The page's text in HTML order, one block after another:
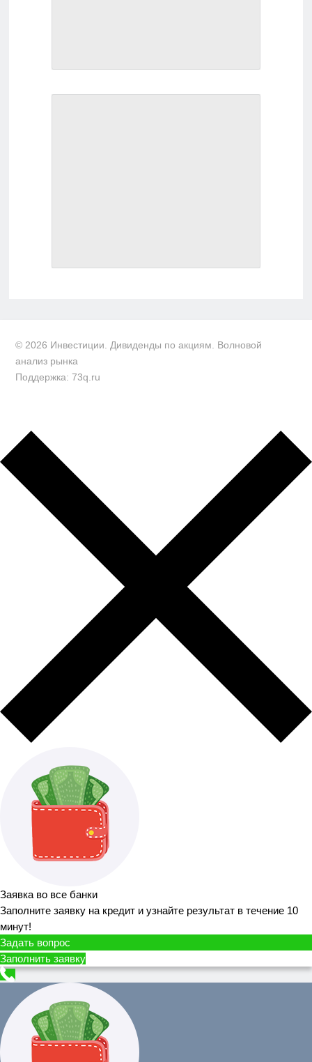
© 2026 Инвестиции. Дивиденды по акциям. Волновой
анализ рынка
Поддержка: 73q.ru
Заявка во все банки
Заполните заявку на кредит и узнайте результат в течение 10
минут!
Задать вопрос
Заполнить заявку